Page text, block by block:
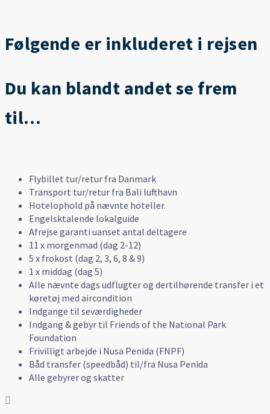
Følgende er inkluderet i rejsen
Du kan blandt andet se frem
til…
Flybillet tur/retur fra Danmark
Transport tur/retur fra Bali lufthavn
Hotelophold på nævnte hoteller.
Engelsktalende lokalguide
Afrejse garanti uanset antal deltagere
11 x morgenmad (dag 2-12)
5 x frokost (dag 2, 3, 6, 8 & 9)
1 x middag (dag 5)
Alle nævnte dags udflugter og dertilhørende transfer i et
køretøj med aircondition
Indgange til seværdigheder
Indgang & gebyr til Friends of the National Park
Foundation
Frivilligt arbejde i Nusa Penida (FNPF)
Båd transfer (speedbåd) til/fra Nusa Penida
Alle gebyrer og skatter
